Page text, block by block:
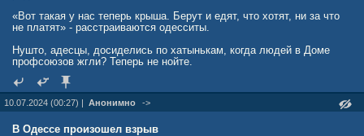
«Вот такая у нас теперь крыша. Берут и едят, что хотят, ни за что
не платят» - расстраиваются одесситы.
Нушто, адесцы, досиделись по хатынькам, когда людей в Доме
профсоюзов жгли? Теперь не нойте.
10.07.2024 (00:27) | Анонимно ->
В Одессе произошел взрыв